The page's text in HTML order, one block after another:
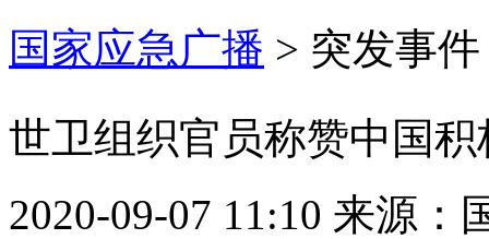
国家应急广播 > 突发事件
世卫组织官员称赞中国
2020-09-07 11:10 来源：